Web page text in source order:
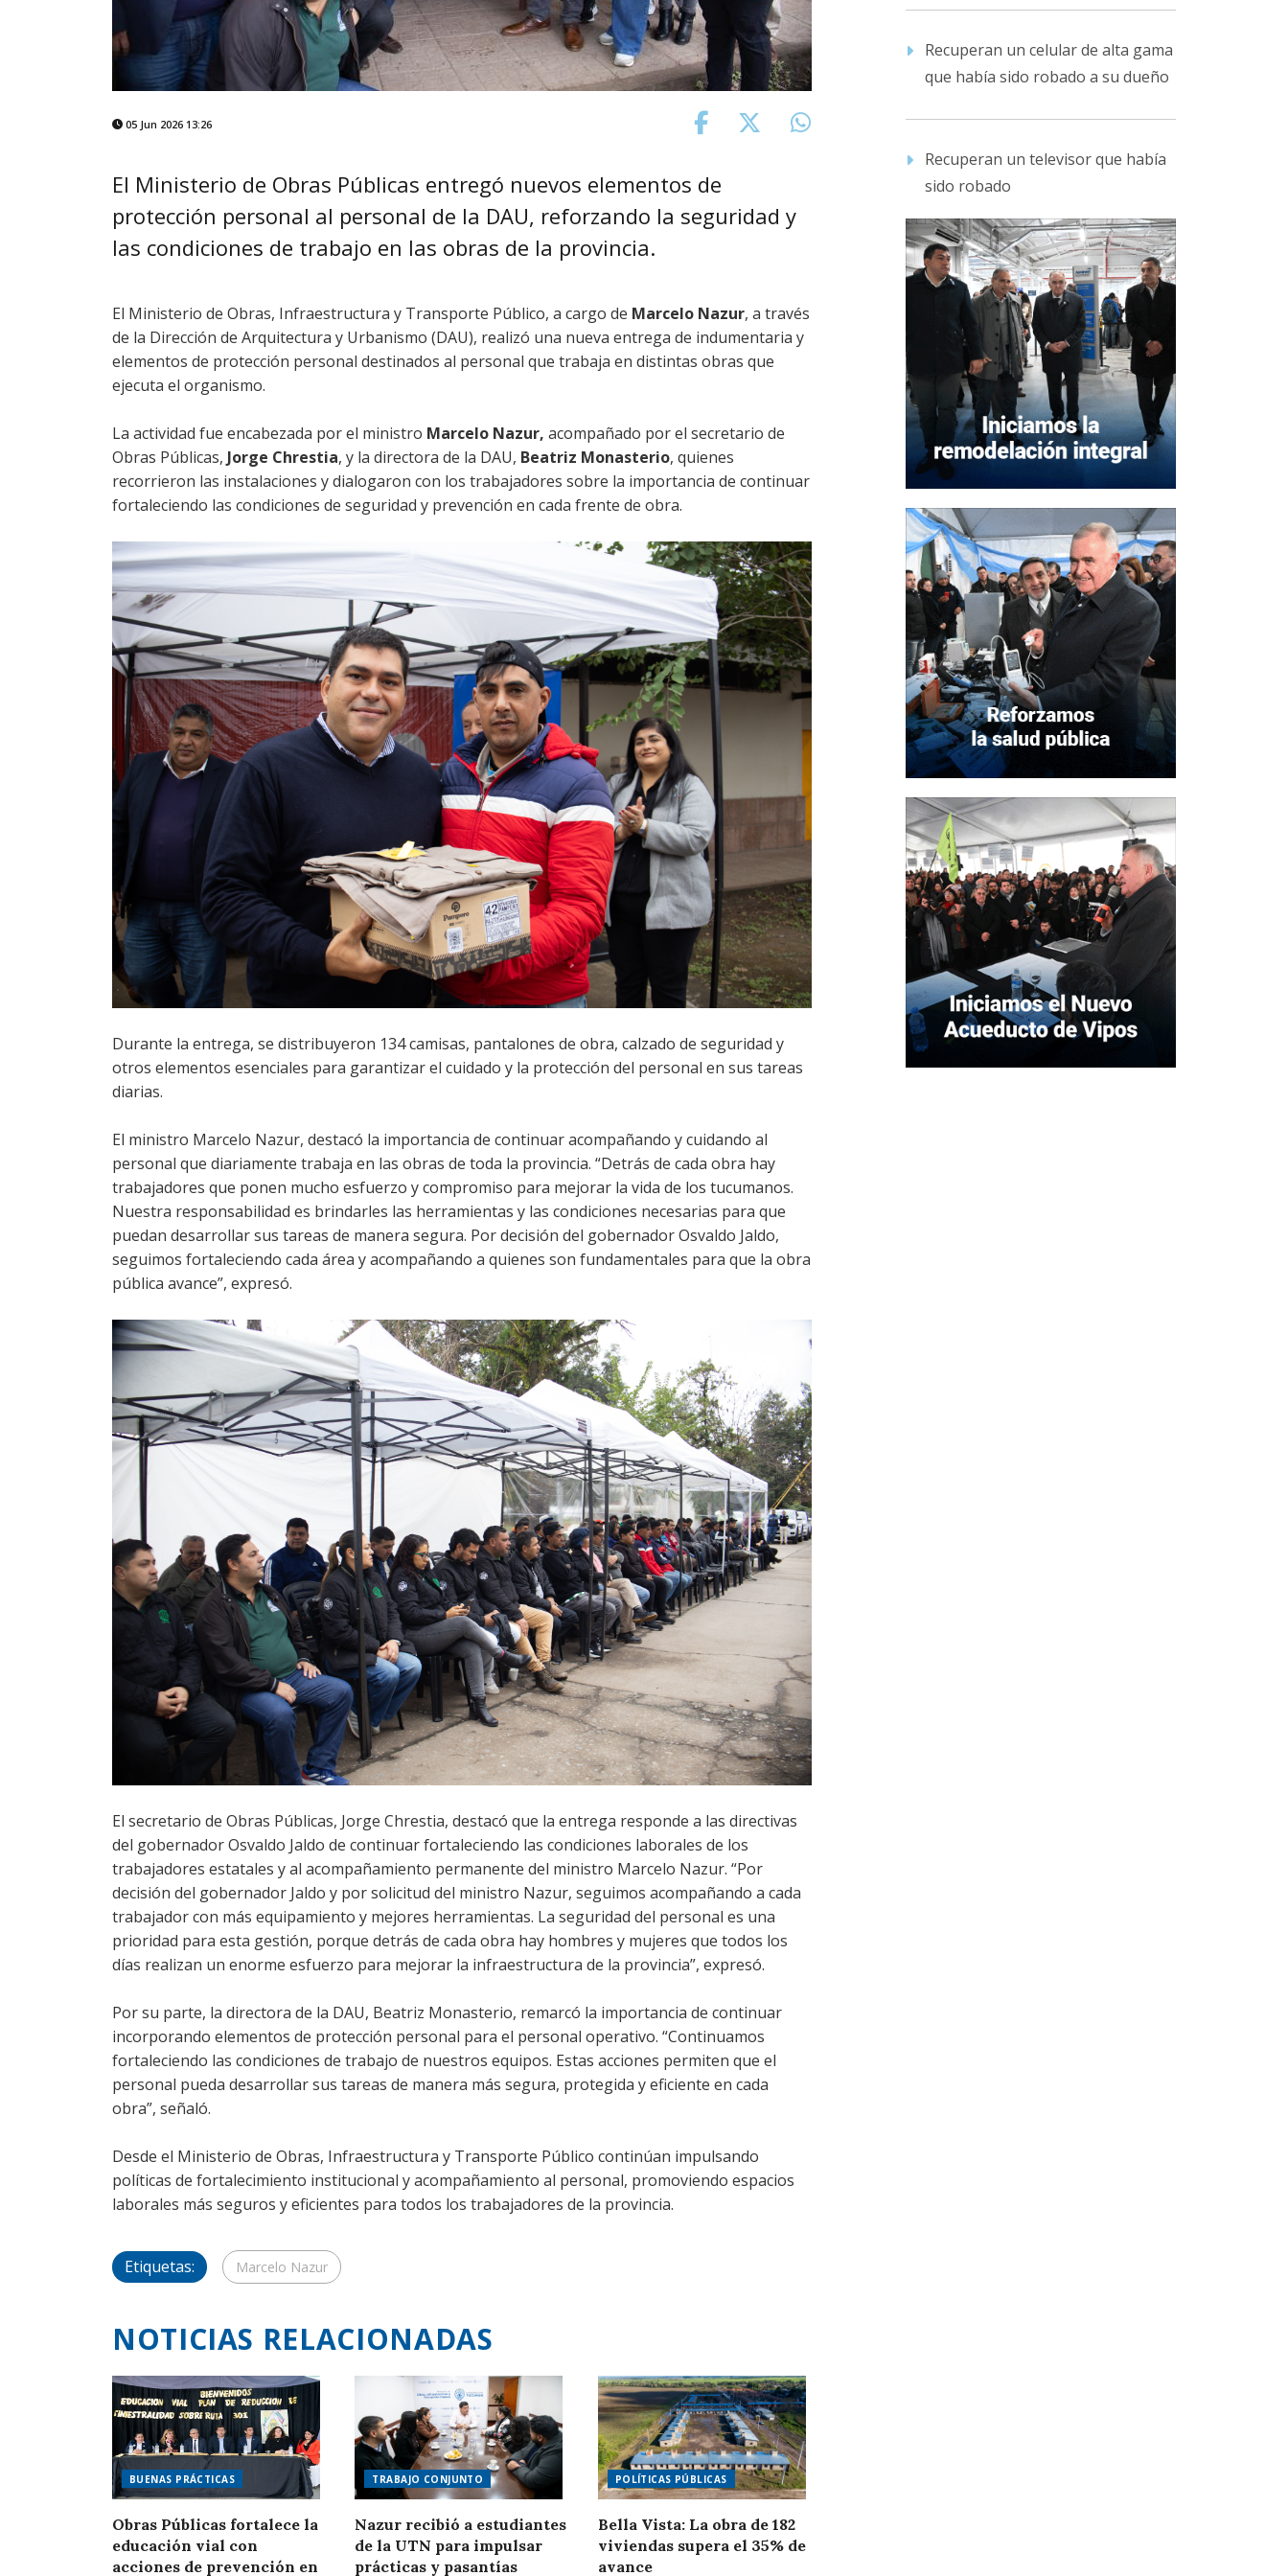
05 Jun 2026 13:26
El Ministerio de Obras Públicas entregó nuevos elementos de
protección personal al personal de la DAU, reforzando la seguridad y
las condiciones de trabajo en las obras de la provincia.
El Ministerio de Obras, Infraestructura y Transporte Público, a cargo de Marcelo Nazur, a través
de la Dirección de Arquitectura y Urbanismo (DAU), realizó una nueva entrega de indumentaria y
elementos de protección personal destinados al personal que trabaja en distintas obras que
ejecuta el organismo.
La actividad fue encabezada por el ministro Marcelo Nazur, acompañado por el secretario de
Obras Públicas, Jorge Chrestia, y la directora de la DAU, Beatriz Monasterio, quienes
recorrieron las instalaciones y dialogaron con los trabajadores sobre la importancia de continuar
fortaleciendo las condiciones de seguridad y prevención en cada frente de obra.
Durante la entrega, se distribuyeron 134 camisas, pantalones de obra, calzado de seguridad y
otros elementos esenciales para garantizar el cuidado y la protección del personal en sus tareas
diarias.
El ministro Marcelo Nazur, destacó la importancia de continuar acompañando y cuidando al
personal que diariamente trabaja en las obras de toda la provincia. “Detrás de cada obra hay
trabajadores que ponen mucho esfuerzo y compromiso para mejorar la vida de los tucumanos.
Nuestra responsabilidad es brindarles las herramientas y las condiciones necesarias para que
puedan desarrollar sus tareas de manera segura. Por decisión del gobernador Osvaldo Jaldo,
seguimos fortaleciendo cada área y acompañando a quienes son fundamentales para que la obra
pública avance”, expresó.
El secretario de Obras Públicas, Jorge Chrestia, destacó que la entrega responde a las directivas
del gobernador Osvaldo Jaldo de continuar fortaleciendo las condiciones laborales de los
trabajadores estatales y al acompañamiento permanente del ministro Marcelo Nazur. “Por
decisión del gobernador Jaldo y por solicitud del ministro Nazur, seguimos acompañando a cada
trabajador con más equipamiento y mejores herramientas. La seguridad del personal es una
prioridad para esta gestión, porque detrás de cada obra hay hombres y mujeres que todos los
días realizan un enorme esfuerzo para mejorar la infraestructura de la provincia”, expresó.
Por su parte, la directora de la DAU, Beatriz Monasterio, remarcó la importancia de continuar
incorporando elementos de protección personal para el personal operativo. “Continuamos
fortaleciendo las condiciones de trabajo de nuestros equipos. Estas acciones permiten que el
personal pueda desarrollar sus tareas de manera más segura, protegida y eficiente en cada
obra”, señaló.
Desde el Ministerio de Obras, Infraestructura y Transporte Público continúan impulsando
políticas de fortalecimiento institucional y acompañamiento al personal, promoviendo espacios
laborales más seguros y eficientes para todos los trabajadores de la provincia.
Etiquetas: Marcelo Nazur
NOTICIAS RELACIONADAS
BUENAS PRÁCTICAS
Obras Públicas fortalece la
educación vial con
acciones de prevención en
TRABAJO CONJUNTO
Nazur recibió a estudiantes
de la UTN para impulsar
prácticas y pasantías
POLÍTICAS PÚBLICAS
Bella Vista: La obra de 182
viviendas supera el 35% de
avance
Recuperan un celular de alta gama
que había sido robado a su dueño
Recuperan un televisor que había
sido robado